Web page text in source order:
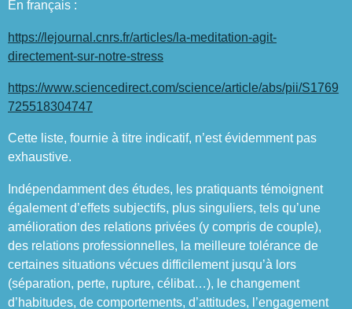
En français :
https://lejournal.cnrs.fr/articles/la-meditation-agit-
directement-sur-notre-stress
https://www.sciencedirect.com/science/article/abs/pii/S1769
725518304747
Cette liste, fournie à titre indicatif, n’est évidemment pas
exhaustive.
Indépendamment des études, les pratiquants témoignent
également d’effets subjectifs, plus singuliers, tels qu’une
amélioration des relations privées (y compris de couple),
des relations professionnelles, la meilleure tolérance de
certaines situations vécues difficilement jusqu’à lors
(séparation, perte, rupture, célibat…), le changement
d’habitudes, de comportements, d’attitudes, l’engagement